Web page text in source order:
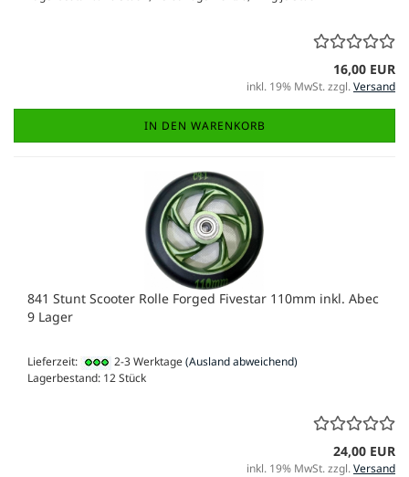
16,00 EUR
inkl. 19% MwSt. zzgl.Versand
IN DEN WARENKORB
841 Stunt Scooter Rolle Forged Fivestar 110mm inkl. Abec
9 Lager
Lieferzeit: 2-3 Werktage(Ausland abweichend)
Lagerbestand: 12 Stück
24,00 EUR
inkl. 19% MwSt. zzgl.Versand